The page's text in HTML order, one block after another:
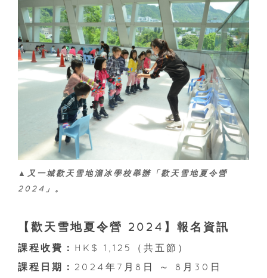
▲又一城歡天雪地溜冰學校舉辦「歡天雪地夏令營
2024」。
【歡天雪地夏令營 2024】報名資訊
課程收費： HK$ 1,125（共五節）
課程日期： 2024年7月8日 ～ 8月30日